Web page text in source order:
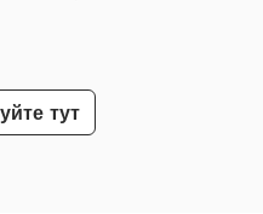
× 2400 × 2700 мм
для використання
жолоб забезпечує
тут